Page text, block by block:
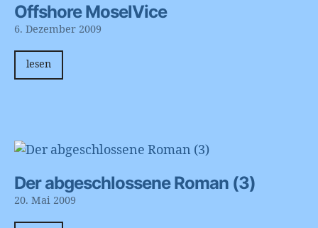
Offshore MoselVice
6. Dezember 2009
lesen
Der abgeschlossene Roman (3)
20. Mai 2009